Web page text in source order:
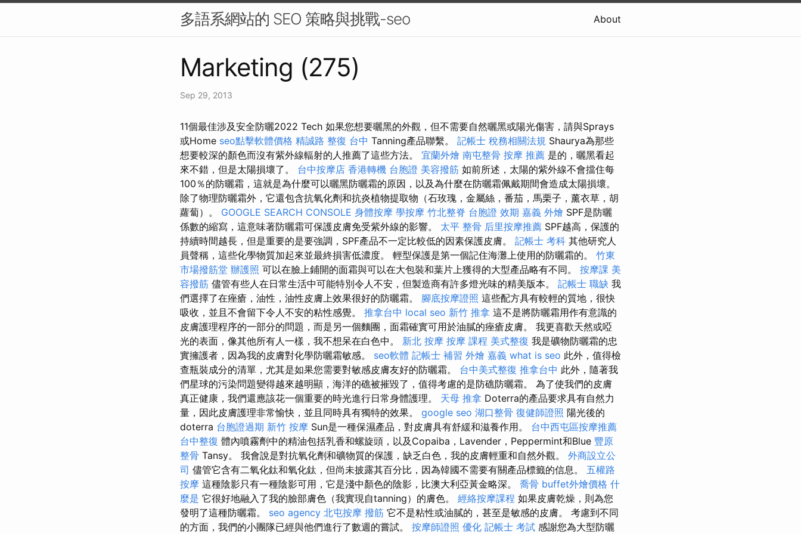
多語系網站的 SEO 策略與挑戰-seo About
Marketing (275)
Sep 29, 2013
11個最佳涉及安全防曬2022 Tech 如果您想要曬黑的外觀，但不需要自然曬黑或陽光傷害，請與Sprays
或Home seo點擊軟體價格 精誠路 整復 台中 Tanning產品聯繫。 記帳士 稅務相關法規 Shaurya為那些
想要較深的顏色而沒有紫外線輻射的人推薦了這些方法。 宜蘭外燴 南屯整骨 按摩 推薦 是的，曬黑看起
來不錯，但是太陽損壞了。 台中按摩店 香港轉機 台胞證 美容撥筋 如前所述，太陽的紫外線不會擋住每
100％的防曬霜，這就是為什麼可以曬黑防曬霜的原因，以及為什麼在防曬霜佩戴期間會造成太陽損壞。
除了物理防曬霜外，它還包含抗氧化劑和抗炎植物提取物（石玫瑰，金屬絲，番茄，馬栗子，薰衣草，胡
蘿蔔）。 GOOGLE SEARCH CONSOLE 身體按摩 學按摩 竹北整脊 台胞證 效期 嘉義 外燴 SPF是防曬
係數的縮寫，這意味著防曬霜可保護皮膚免受紫外線的影響。 太平 整骨 后里按摩推薦 SPF越高，保護的
持續時間越長，但是重要的是要強調，SPF產品不一定比較低的因素保護皮膚。 記帳士 考科 其他研究人
員聲稱，這些化學物質加起來並最終損害低濃度。 輕型保護是第一個記住海灘上使用的防曬霜的。 竹東
市場撥筋堂 辦護照 可以在臉上鋪開的面霜與可以在大包裝和葉片上獲得的大型產品略有不同。 按摩課 美
容撥筋 儘管有些人在日常生活中可能特別令人不安，但製造商有許多燈光味的精美版本。 記帳士 職缺 我
們選擇了在痤瘡，油性，油性皮膚上效果很好的防曬霜。 腳底按摩證照 這些配方具有較輕的質地，很快
吸收，並且不會留下令人不安的粘性感覺。 推拿台中 local seo 新竹 推拿 這不是將防曬霜用作有意識的
皮膚護理程序的一部分的問題，而是另一個麵團，面霜確實可用於油膩的痤瘡皮膚。 我更喜歡天然或啞
光的表面，像其他所有人一樣，我不想呆在白色中。 新北 按摩 按摩 課程 美式整復 我是礦物防曬霜的忠
實擁護者，因為我的皮膚對化學防曬霜敏感。 seo軟體 記帳士 補習 外燴 嘉義 what is seo 此外，值得檢
查瓶裝成分的清單，尤其是如果您需要對敏感皮膚友好的防曬霜。 台中美式整復 推拿台中 此外，隨著我​​
們星球的污染問題變得越來越明顯，海洋的礁被摧毀了，值得考慮的是防礁防曬霜。 為了使我們的皮膚
真正健康，我們還應該花一個重要的時光進行日常身體護理。 天母 推拿 Doterra的產品要求具有自然力
量，因此皮膚護理非常愉快，並且同時具有獨特的效果。 google seo 湖口整骨 復健師證照 陽光後的
doterra 台胞證過期 新竹 按摩 Sun是一種保濕產品，對皮膚具有舒緩和滋養作用。 台中西屯區按摩推薦
台中整復 體內噴霧劑中的精油包括乳香和螺旋頭，以及Copaiba，Lavender，Peppermint和Blue 豐原
整骨 Tansy。 我會說是對抗氧化劑和礦物質的保護，缺乏白色，我的皮膚輕重和自然外觀。 外商設立公
司 儘管它含有二氧化鈦和氧化鈦，但尚未披露其百分比，因為韓國不需要有關產品標籤的信息。 五權路
按摩 這種陰影只有一種陰影可用，它是淺中顏色的陰影，比澳大利亞黃金略深。 喬骨 buffet外燴價格 什
麼是 它很好地融入了我的臉部膚色（我實現自tanning）的膚色。 經絡按摩課程 如果皮膚乾燥，則為您
發明了這種防曬霜。 seo agency 北屯按摩 撥筋 它不是粘性或油膩的，甚至是敏感的皮膚。 考慮到不同
的方面，我們的小團隊已經與他們進行了數週的嘗試。 按摩師證照 優化 記帳士 考試 感謝您為大型防曬